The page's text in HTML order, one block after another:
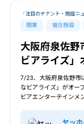
開業 複合施設
「注目のテナント・施設ニ
大阪府泉佐野
ビアライズ」
7/23、大阪府泉佐野市
なビアライズ」がオー
ビアエンターテインメ